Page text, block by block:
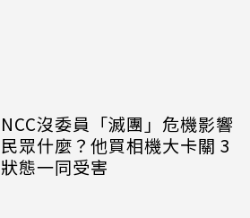
NCC沒委員「滅團」危機影響
民眾什麼？他買相機大卡關 3
狀態一同受害